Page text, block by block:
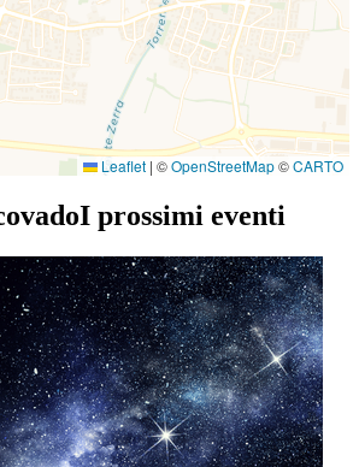
Leaflet | ©OpenStreetMap©CARTO
I prossimi eventi